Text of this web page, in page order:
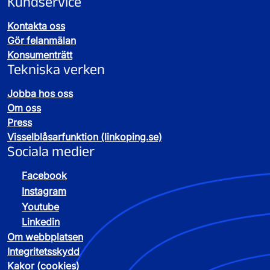
Kontakta oss
Gör felanmälan
Konsumenträtt
Tekniska verken
Jobba hos oss
Om oss
Press
Visselblåsarfunktion (linkoping.se)
Sociala medier
Facebook
Instagram
Youtube
Linkedin
Om webbplatsen
Integritetsskydd
Kakor (cookies)